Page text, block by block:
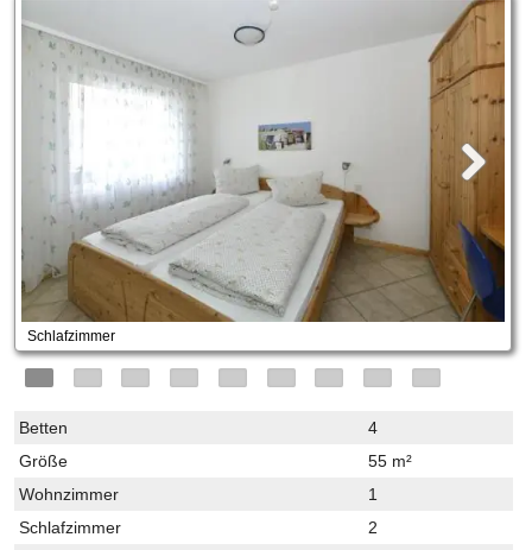
Schlafzimmer
Betten
4
Größe
55 m²
Wohnzimmer
1
Schlafzimmer
2